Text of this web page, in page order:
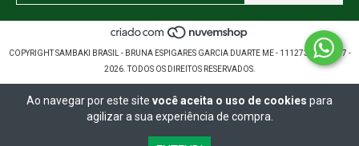
Ao navegar por este site você aceita o uso de cookies para
agilizar a sua experiência de compra.
COPYRIGHT SAMBAKI BRASIL - BRUNA ESPIGARES GARCIA DUARTE ME - 11127389000157 -
2026. TODOS OS DIREITOS RESERVADOS.